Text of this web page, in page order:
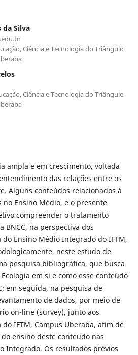
da Silva
Ciência e Tecnologia do Triângulo
Ciência e Tecnologia do Triângulo
ampla e em crescimento, voltada
das relações entre os
Alguns conteúdos relacionados à
no Ensino Médio, e o presente
compreender o tratamento
BNCC, na perspectiva dos
Ensino Médio Integrado do IFTM,
neste estudo de
pesquisa bibliográfica, que busca
em si e como esse conteúdo
em seguida, na pesquisa de
de dados, por meio de
on-line (survey), junto aos
IFTM, Campus Uberaba, afim de
ensino deste conteúdo nas
Integrado. Os resultados prévios